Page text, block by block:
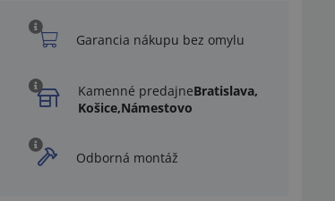
Garancia nákupu bez omylu
Kamenné predajneBratislava,
Košice,Námestovo
Odborná montáž